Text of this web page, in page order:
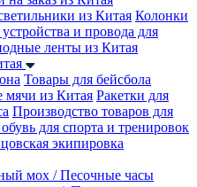
из Китая Колонки
и провода для
ленты из Китая
Товары для бейсбола
из Китая Ракетки для
Производство товаров для
для спорта и тренировок
экипировка
мох / Песочные часы